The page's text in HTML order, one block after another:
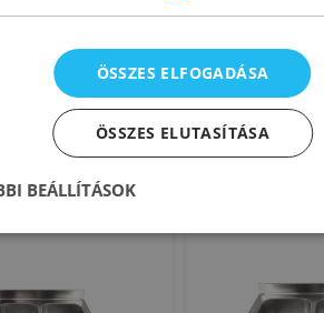
145 612 Ft
Kosárba
138 443 Ft
-5%
ÖSSZES ELFOGADÁSA
ÖSSZES ELUTASÍTÁSA
BEÁLLÍTÁSOK